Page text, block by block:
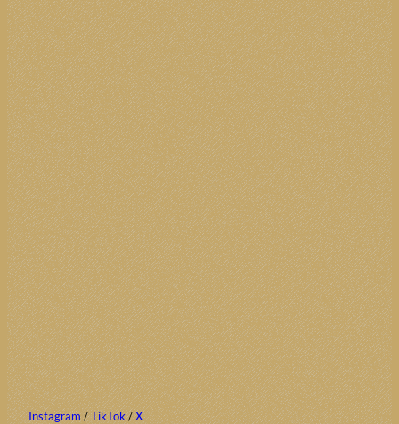
Instagram/TikTok/X